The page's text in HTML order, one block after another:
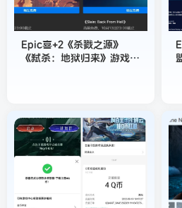
Epic喜+2《杀戮之源》
《弑杀：地狱归来》游戏免